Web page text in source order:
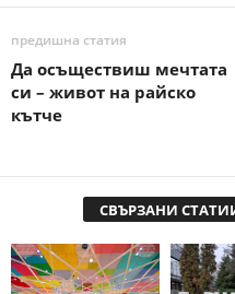
предишна статия
Да осъществиш мечтата
си – живот на райско
кътче
СВЪРЗАНИ